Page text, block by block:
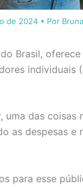
de 2024 • Por
Brasil,
individuais
uma das coisas
as despesas
para esse